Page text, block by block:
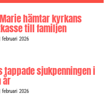
hämtar kyrkans
till familjen
2026
tappade sjukpenningen i
år
2026